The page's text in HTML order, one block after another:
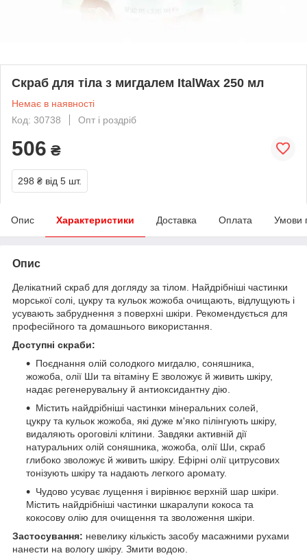
Скраб для тіла з мигдалем ItalWax 250 мл
Немає в наявності
Код: 30738
Опт і роздріб
506 ₴
298 ₴ від 5 шт.
Опис Характеристики Доставка Оплата Умови
Опис
Делікатний скраб для догляду за тілом. Найдрібніші частинки
морської солі, цукру та кульок жожоба очищають, відлущують і
усувають забруднення з поверхні шкіри. Рекомендується для
професійного та домашнього використання.
Доступні скраби:
Поєднання олій солодкого мигдалю, соняшника,
жожоба, олії Ши та вітаміну Е зволожує й живить шкіру,
надає регенерувальну й антиоксидантну дію.
Містить найдрібніші частинки мінеральних солей,
цукру та кульок жожоба, які дуже м'яко пілінгують шкіру,
видаляють ороговілі клітини. Завдяки активній дії
натуральних олій соняшника, жожоба, олії Ши, скраб
глибоко зволожує й живить шкіру. Ефірні олії цитрусових
тонізують шкіру та надають легкого аромату.
Чудово усуває лущення і вирівнює верхній шар шкіри.
Містить найдрібніші частинки шкаралупи кокоса та
кокосову олію для очищення та зволоження шкіри.
Застосування: невелику кількість засобу масажними рухами
нанести на вологу шкіру. Змити водою.